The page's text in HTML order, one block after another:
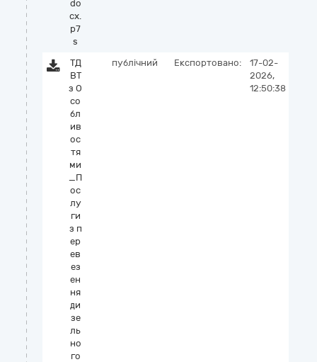
do
cx.
p7
s
ТД
ВТ
з О
со
бл
ив
ос
тя
ми
_П
ос
лу
ги
з п
ер
ев
ез
ен
ня
ди
зе
ль
но
го
публічний Експортовано:
17-02-
2026,
12:50:38